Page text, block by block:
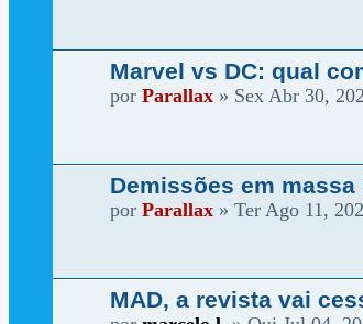
Marvel vs DC: qual
por Parallax » Sex Abr 30,
Demissões em massa
por Parallax » Ter Ago 11,
MAD, a revista vai